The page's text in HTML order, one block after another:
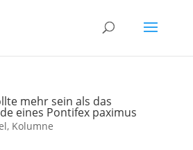
mehr sein als das
eines Pontifex paximus
, Kolumne